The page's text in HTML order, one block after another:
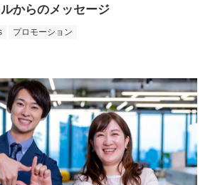
からのメッセージ
プロモーション